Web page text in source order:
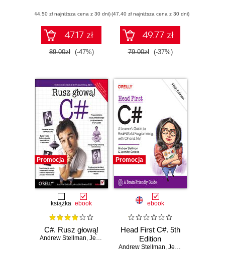
(44,50 zł najniższa cena z 30 dni)
47.17 zł
89.00zł (-47%)
(47,40 zł najniższa cena z 30 dni)
49.77 zł
79.00zł (-37%)
Promocja
książka ebook
C#. Rusz głową!
Andrew Stellman, Jennifer Greene
Promocja
ebook
Head First C#. 5th
Edition
Andrew Stellman, Jennifer Greene